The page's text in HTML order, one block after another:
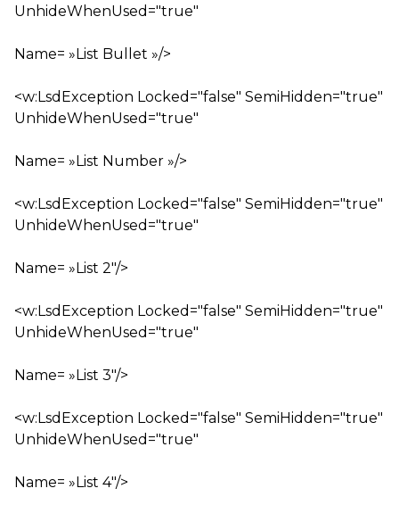
UnhideWhenUsed="true"
Name= »List Bullet »/>
<w:LsdException Locked="false" SemiHidden="true"
UnhideWhenUsed="true"
Name= »List Number »/>
<w:LsdException Locked="false" SemiHidden="true"
UnhideWhenUsed="true"
Name= »List 2″/>
<w:LsdException Locked="false" SemiHidden="true"
UnhideWhenUsed="true"
Name= »List 3″/>
<w:LsdException Locked="false" SemiHidden="true"
UnhideWhenUsed="true"
Name= »List 4″/>